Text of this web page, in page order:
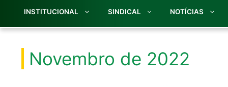
INSTITUCIONAL SINDICAL NOTÍCIAS
Novembro de 2022